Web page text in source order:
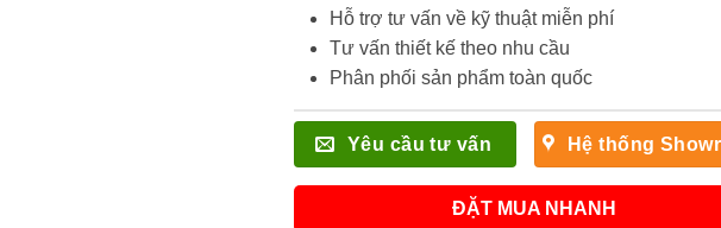
Hỗ trợ tư vấn về kỹ thuật miễn phí
Tư vấn thiết kế theo nhu cầu
Phân phối sản phẩm toàn quốc
Yêu cầu tư vấn Hệ thống
ĐẶT MUA NHANH